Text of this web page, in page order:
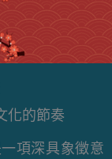
化的節奏
項深具象徵意